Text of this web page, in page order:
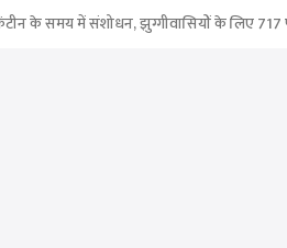
के समय में संशोधन, झुग्गीवासियों के लिए